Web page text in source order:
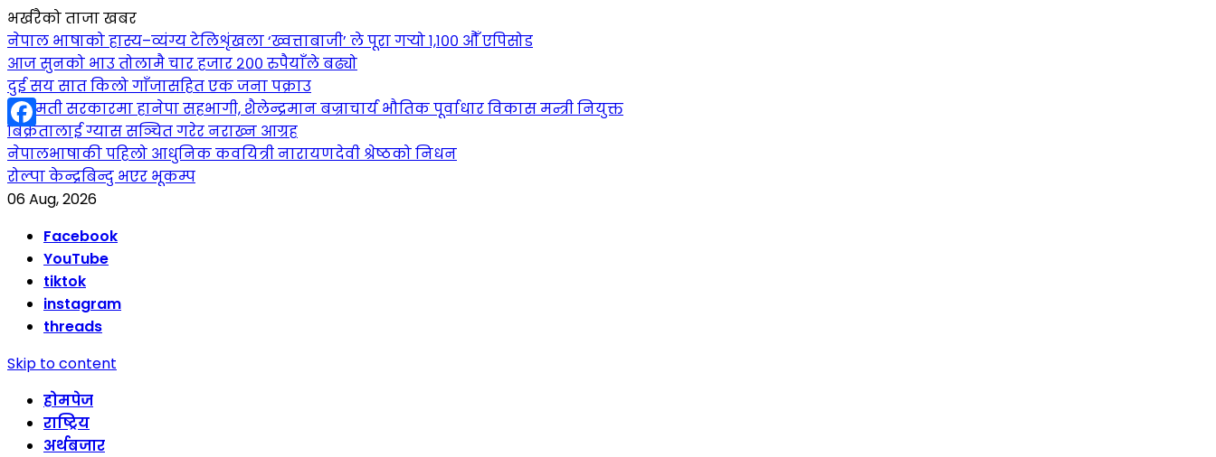
भर्खरैको ताजा खबर
नेपाल भाषाको हास्य–व्यंग्य टेलिशृंखला ‘ख्वत्ताबाजी’ ले पूरा गर्‍यो १,१०० औँ एपिसोड
आज सुनको भाउ तोलामै चार हजार २०० रुपैयाँले बढ्यो
दुई सय सात किलो गाँजासहित एक जना पक्राउ
बागमती सरकारमा हानेपा सहभागी, शैलेन्द्रमान बज्राचार्य भौतिक पूर्वाधार विकास मन्त्री नियुक्त
बिक्रेतालाई ग्यास सञ्चित गरेर नराख्न आग्रह
नेपालभाषाकी पहिलो आधुनिक कवयित्री नारायणदेवी श्रेष्ठको निधन
रोल्पा केन्द्रबिन्दु भएर भूकम्प
06 Aug, 2026
Facebook
YouTube
tiktok
instagram
threads
Skip to content
होमपेज
राष्ट्रिय
अर्थबजार
Facebook